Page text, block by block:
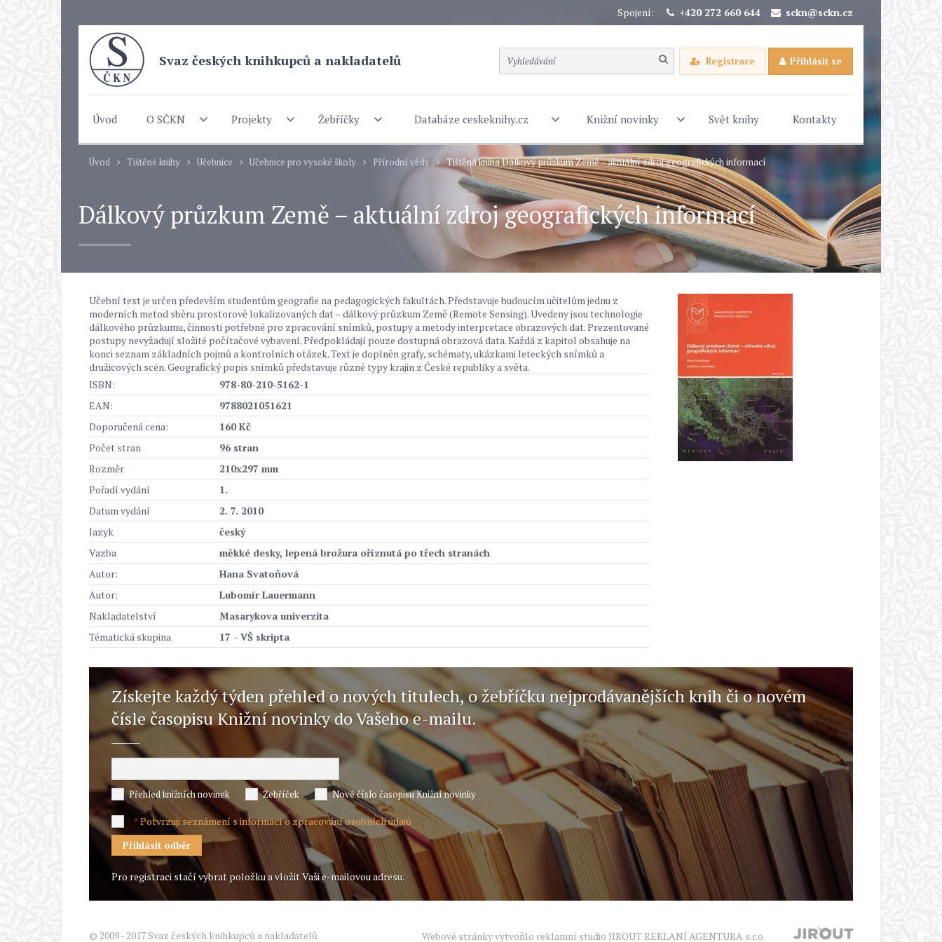
Spojení: +420 272 660 644 sckn@sckn.cz
Svaz českých knihkupců a nakladatelů Registrace Přihlásit se
Úvod O SČKN Projekty Žebříčky Databáze ceskeknihy.cz Knižní novinky Svět knihy Kontakty
Úvod Tištěné knihy Učebnice Učebnice pro vysoké školy Přírodní vědy Tištěná kniha Dálkový průzkum Země – aktuální zdroj geografických informací
Dálkový průzkum Země – aktuální zdroj geografických informací
Učební text je určen především studentům geografie na pedagogických fakultách. Představuje budoucím učitelům jednu z
moderních metod sběru prostorově lokalizovaných dat – dálkový průzkum Země (Remote Sensing). Uvedeny jsou technologie
dálkového průzkumu, činnosti potřebné pro zpracování snímků, postupy a metody interpretace obrazových dat. Prezentované
postupy nevyžadují složité počítačové vybavení. Předpokládají pouze dostupná obrazová data. Každá z kapitol obsahuje na
konci seznam základních pojmů a kontrolních otázek. Text je doplněn grafy, schématy, ukázkami leteckých snímků a
družicových scén. Geografický popis snímků představuje různé typy krajin z České republiky a světa.
ISBN:
978-80-210-5162-1
EAN:
9788021051621
Doporučená cena:
160 Kč
Počet stran
96 stran
Rozměr
210x297 mm
Pořadí vydání
1.
Datum vydání
2. 7. 2010
Jazyk
český
Vazba
měkké desky, lepená brožura oříznutá po třech stranách
Autor:
Hana Svatoňová
Autor:
Lubomír Lauermann
Nakladatelství
Masarykova univerzita
Tématická skupina
17 - VŠ skripta
Získejte každý týden přehled o nových titulech, o žebříčku nejprodávanějších knih či o novém
čísle časopisu Knižní novinky do Vašeho e-mailu.
Přehled knižních novinek Žebříček Nové číslo časopisu Knižní novinky
*Potvrzuji seznámení s informací o zpracování osobních údajů
Pro registraci stačí vybrat položku a vložit Vaši e-mailovou adresu.
© 2009 - 2017 Svaz českých knihkupců a nakladatelů Webové stránky vytvořilo reklamní studio JIROUT REKLANÍ AGENTURA s.r.o.